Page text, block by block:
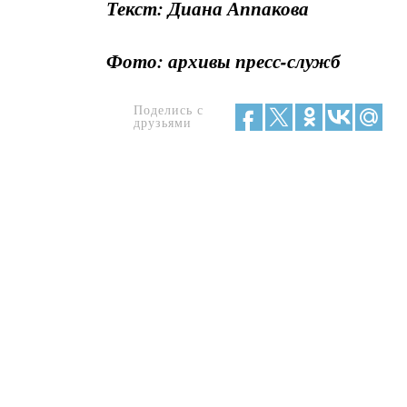
Текст: Диана Аппакова
Фото: архивы пресс-служб
Поделись с
друзьями